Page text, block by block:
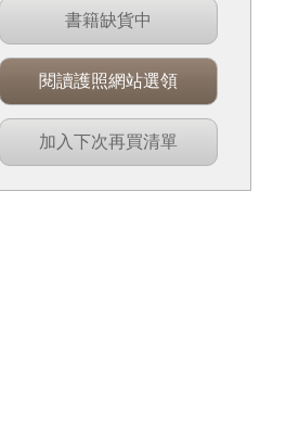
書籍缺貨中
閱讀護照網站選領
加入下次再買清單